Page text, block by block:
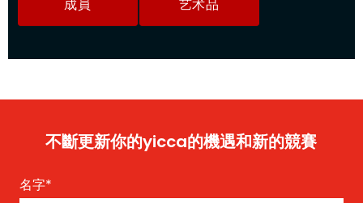
成員 艺术品
不斷更新你的yicca的機遇和新的競賽
名字*